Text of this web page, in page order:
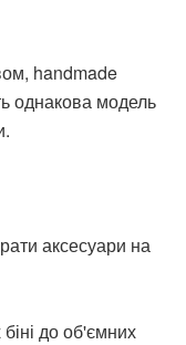
handmade
однакова модель
аксесуари на
до об'ємних